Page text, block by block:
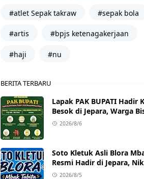
#atlet Sepak takraw #sepak bola
#artis #bpjs ketenagakerjaan
#haji #nu
BERITA TERBARU
Lapak PAK BUPATI Hadir
Besok di Jepara, Warga
Beras hingga Minyak
2026/8/6
Soto Kletuk Asli Blora
Resmi Hadir di Jepara,
Rasa Autentik Mulai Rp10
2026/8/5